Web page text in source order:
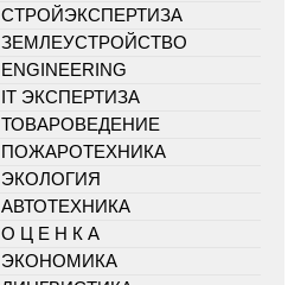
СТРОЙЭКСПЕРТИЗА
ЗЕМЛЕУСТРОЙСТВО
ENGINEERING
IT ЭКСПЕРТИЗА
ТОВАРОВЕДЕНИЕ
ПОЖАРОТЕХНИКА
ЭКОЛОГИЯ
АВТОТЕХНИКА
О Ц Е Н К А
ЭКОНОМИКА